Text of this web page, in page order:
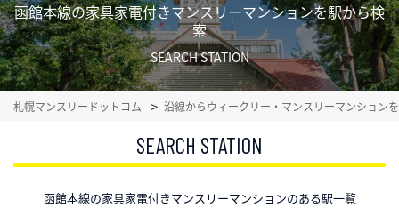
函館本線の家具家電付きマンスリーマンションを駅から検
索
SEARCH STATION
札幌マンスリードットコム 沿線からウィークリー・マンスリーマンション
SEARCH STATION
函館本線の家具家電付きマンスリーマンションのある駅一覧